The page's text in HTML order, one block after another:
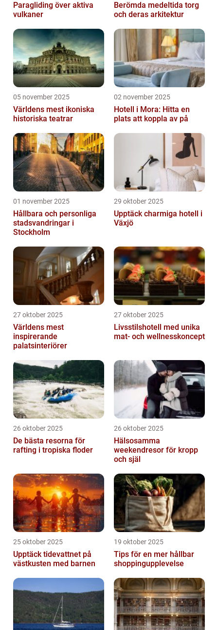
Paragliding över aktiva
vulkaner
Berömda medeltida torg
och deras arkitektur
05 november 2025
Världens mest ikoniska
historiska teatrar
02 november 2025
Hotell i Mora: Hitta en
plats att koppla av på
01 november 2025
Hållbara och personliga
stadsvandringar i
Stockholm
29 oktober 2025
Upptäck charmiga hotell i
Växjö
27 oktober 2025
Världens mest
inspirerande
palatsinteriörer
27 oktober 2025
Livsstilshotell med unika
mat- och wellnesskoncept
26 oktober 2025
De bästa resorna för
rafting i tropiska floder
26 oktober 2025
Hälsosamma
weekendresor för kropp
och själ
25 oktober 2025
Upptäck tidevattnet på
västkusten med barnen
19 oktober 2025
Tips för en mer hållbar
shoppingupplevelse